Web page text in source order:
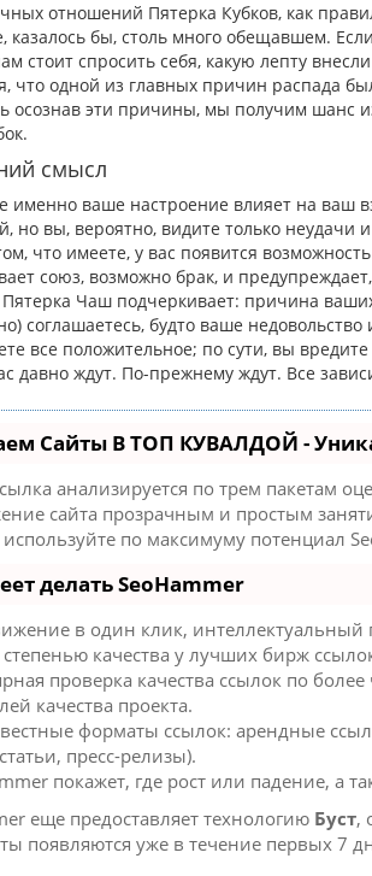
отношений Пятерка Кубков, как
казалось бы, столь много обещавшем.
стоит спросить себя, какую лепту
что одной из главных причин распада
осознав эти причины, мы получим шанс
смысл
именно ваше настроение влияет на ваш
но вы, вероятно, видите только
что имеете, у вас появится
союз, возможно брак, и
Чаш подчеркивает: причина
соглашаетесь, будто ваше
все положительное; по сути, вы
давно ждут. По-прежнему ждут. Все
Сайты В ТОП КУВАЛДОЙ -
анализируется по трем пакетам
сайта прозрачным и простым
по максимуму потенциал
делать SeoHammer
в один клик, интеллектуальный
качества у лучших бирж
проверка качества ссылок по
качества проекта.
форматы ссылок: арендные
пресс-релизы).
покажет, где рост или падение, а
еще предоставляет технологию Буст,
появляются уже в течение первых 7